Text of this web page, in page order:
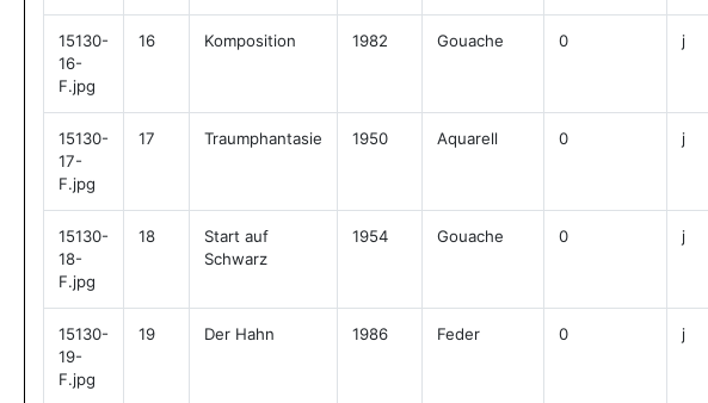
15130-
16-
F.jpg
16 Komposition 1982 Gouache 0 j
15130-
17-
F.jpg
17 Traumphantasie 1950 Aquarell 0 j
15130-
18-
F.jpg
18
Start auf
Schwarz
1954 Gouache 0 j
15130-
19-
F.jpg
19 Der Hahn 1986 Feder 0 j